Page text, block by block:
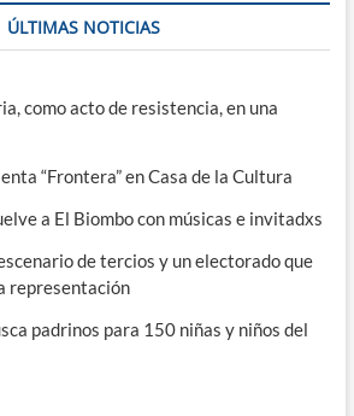
ÚLTIMAS NOTICIAS
como acto de resistencia, en una
“Frontera” en Casa de la Cultura
a El Biombo con músicas e invitadxs
de tercios y un electorado que
representación
padrinos para 150 niñas y niños del